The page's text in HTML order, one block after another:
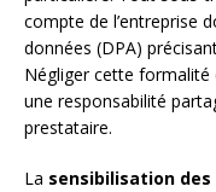
compte de l’entreprise
données (DPA)
Négliger cette formalité
une responsabilité
prestataire.
La sensibilisation